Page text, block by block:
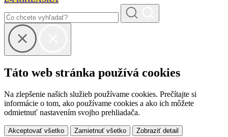
Táto web stránka používá cookies
Na zlepšenie našich služieb používame cookies. Prečítajte si
informácie o tom, ako používame cookies a ako ich môžete
odmietnuť nastavením svojho prehliadača.
Akceptovať všetko Zamietnuť všetko Zobraziť detail